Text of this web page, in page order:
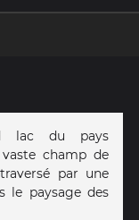
lac du pays
champ de
par une
le paysage des